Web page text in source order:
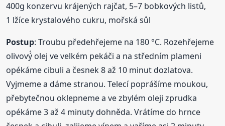
400g konzervu krájených rajčat, 5–7 bobkových listů,
1 lžíce krystalového cukru, mořská sůl
Postup: Troubu předehřejeme na 180 °C. Rozehřejeme
olivový́ olej ve velkém pekáči a na středním plameni
opékáme cibuli a česnek 8 až 10 minut dozlatova.
Vyjmeme a dáme stranou. Telecí poprášíme moukou,
přebytečnou oklepneme a ve zbylém oleji zprudka
opékáme 3 až 4 minuty dohněda. Vrátíme do hrnce